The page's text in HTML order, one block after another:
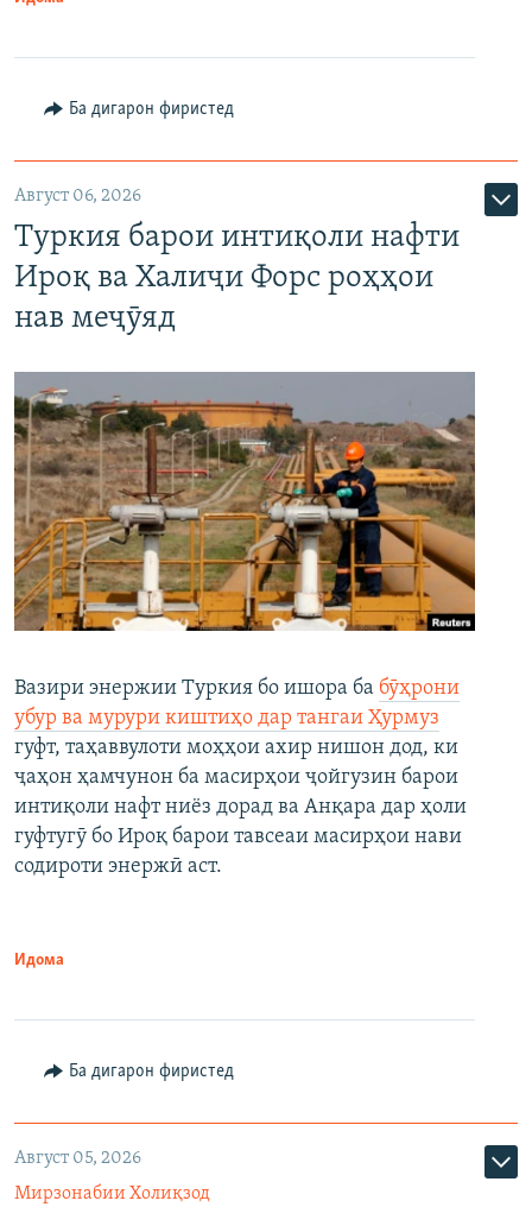
Ба дигарон фиристед
Август 06, 2026
Туркия барои интиқоли нафти
Ироқ ва Халиҷи Форс роҳҳои
нав меҷӯяд
Вазири энержии Туркия бо ишора ба бӯҳрони
убур ва мурури киштиҳо дар тангаи Ҳурмуз
гуфт, таҳаввулоти моҳҳои ахир нишон дод, ки
ҷаҳон ҳамчунон ба масирҳои ҷойгузин барои
интиқоли нафт ниёз дорад ва Анқара дар ҳоли
гуфтугӯ бо Ироқ барои тавсеаи масирҳои нави
содироти энержӣ аст.
Идома
Ба дигарон фиристед
Август 05, 2026
Мирзонабии Холиқзод